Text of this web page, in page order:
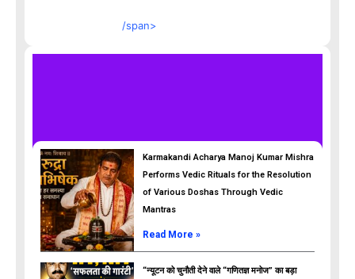
/span>
Karmakandi Acharya Manoj Kumar Mishra
Performs Vedic Rituals for the Resolution
of Various Doshas Through Vedic
Mantras
Read More »
“न्यूटन को चुनौती देने वाले “गणितज्ञ मनोज” का बड़ा